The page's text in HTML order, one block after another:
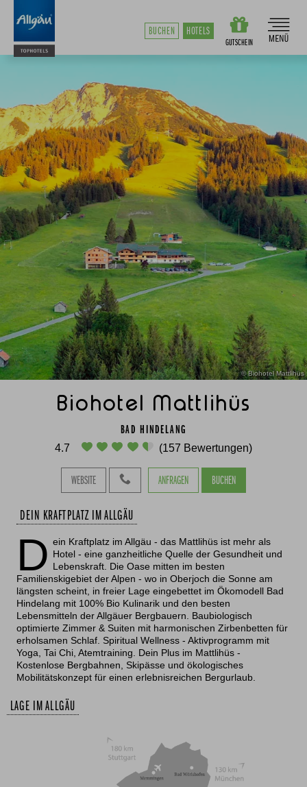
BUCHEN HOTELS
© Biohotel Mattlihüs
Biohotel Mattlihüs
BAD HINDELANG
4.7 (157 Bewertungen)
WEBSITE ANFRAGEN BUCHEN
DEIN KRAFTPLATZ IM ALLGÄU
D ein Kraftplatz im Allgäu - das Mattlihüs ist mehr als
Hotel - eine ganzheitliche Quelle der Gesundheit und
Lebenskraft. Die Oase mitten im besten
Familienskigebiet der Alpen - wo in Oberjoch die Sonne am
längsten scheint, in freier Lage eingebettet im Ökomodell Bad
Hindelang mit 100% Bio Kulinarik und den besten
Lebensmitteln der Allgäuer Bergbauern. Baubiologisch
optimierte Zimmer & Suiten mit harmonischen Zirbenbetten für
erholsamen Schlaf. Spiritual Wellness - Aktivprogramm mit
Yoga, Tai Chi, Atemtraining. Dein Plus im Mattlihüs -
Kostenlose Bergbahnen, Skipässe und ökologisches
Mobilitätskonzept für einen erlebnisreichen Bergurlaub.
LAGE IM ALLGÄU